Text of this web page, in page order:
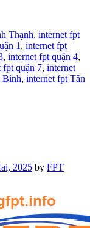
Thạnh, internet fpt
1 , internet fpt
, internet fpt quận 4,
fpt quận 7, internet
Bình, internet fpt Tân
2025 by FPT